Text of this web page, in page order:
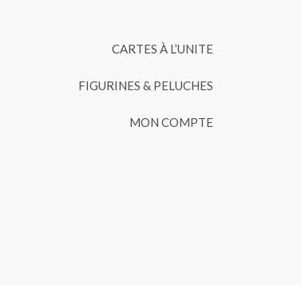
CARTES À L’UNITE
FIGURINES & PELUCHES
MON COMPTE